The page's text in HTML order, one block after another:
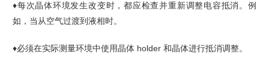
♦每次晶体环境发生改变时，都应检查并重新调整电容抵消。例
如，当从空气过渡到液相时。
♦必须在实际测量环境中使用晶体 holder 和晶体进行抵消调整。